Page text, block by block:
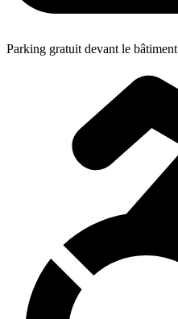
Parking gratuit devant le bâtiment